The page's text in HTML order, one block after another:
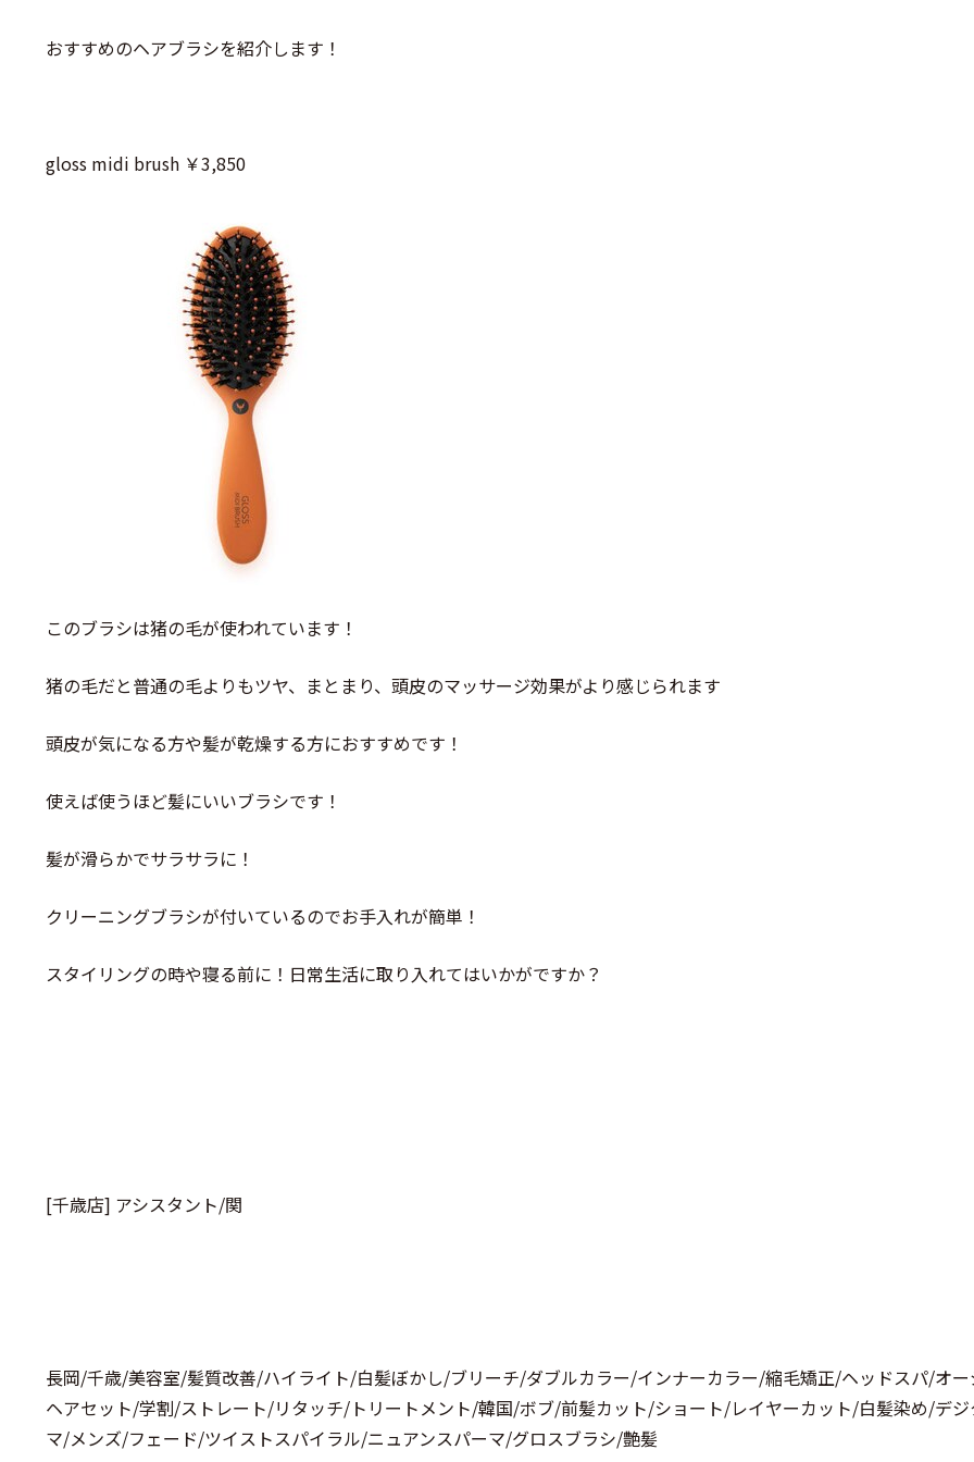
おすすめのヘアブラシを紹介します！
gloss midi brush ￥3,850
このブラシは猪の毛が使われています！
猪の毛だと普通の毛よりもツヤ、まとまり、頭皮のマッサージ効果がより感じられます
頭皮が気になる方や髪が乾燥する方におすすめです！
使えば使うほど髪にいいブラシです！
髪が滑らかでサラサラに！
クリーニングブラシが付いているのでお手入れが簡単！
スタイリングの時や寝る前に！日常生活に取り入れてはいかがですか？
[千歳店] アシスタント/関
長岡/千歳/美容室/髪質改善/ハイライト/白髪ぼかし/ブリーチ/ダブルカラー/インナーカラー/縮毛矯正/ヘッドスパ/オ
ヘアセット/学割/ストレート/リタッチ/トリートメント/韓国/ボブ/前髪カット/ショート/レイヤーカット/白髪染め/デジ
マ/メンズ/フェード/ツイストスパイラル/ニュアンスパーマ/グロスブラシ/艶髪